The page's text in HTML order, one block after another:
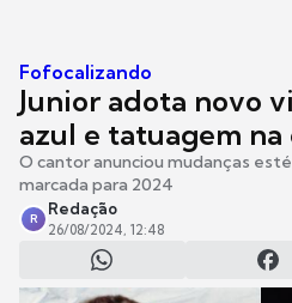
Fofocalizando
Junior adota novo
azul e tatuagem na
O cantor anunciou mudanças
marcada para 2024
R
Redação
26/08/2024, 12:48